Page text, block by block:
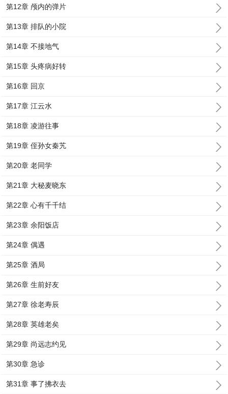
第12章 颅内的弹片
第13章 排队的小院
第14章 不接地气
第15章 头疼病好转
第16章 回京
第17章 江云水
第18章 凌游往事
第19章 侄孙女秦艽
第20章 老同学
第21章 大秘麦晓东
第22章 心有千千结
第23章 余阳饭店
第24章 偶遇
第25章 酒局
第26章 生前好友
第27章 徐老寿辰
第28章 英雄老矣
第29章 尚远志约见
第30章 急诊
第31章 事了拂衣去